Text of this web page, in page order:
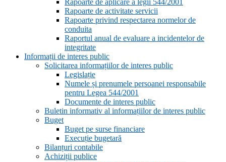
Rapoarte de aplicare a legii 544/2001
Rapoarte de activitate servicii
Rapoarte privind respectarea normelor de
conduita
Raportul anual de evaluare a incidentelor de
integritate
Informații de interes public
Solicitarea informațiilor de interes public
Legislație
Numele și prenumele persoanei responsabile
pentru Legea 544/2001
Documente de interes public
Buletin informativ al informațiilor de interes public
Buget
Buget pe surse financiare
Execuție bugetară
Bilanțuri contabile
Achiziții publice